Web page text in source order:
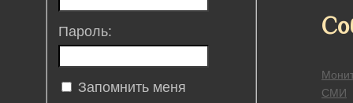
СМИ
Пароль:
Запомнить меня